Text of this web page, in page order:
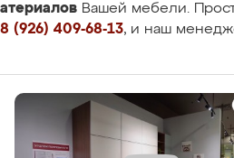
Вашей мебели.
8 (926) 409-68-13, и наш